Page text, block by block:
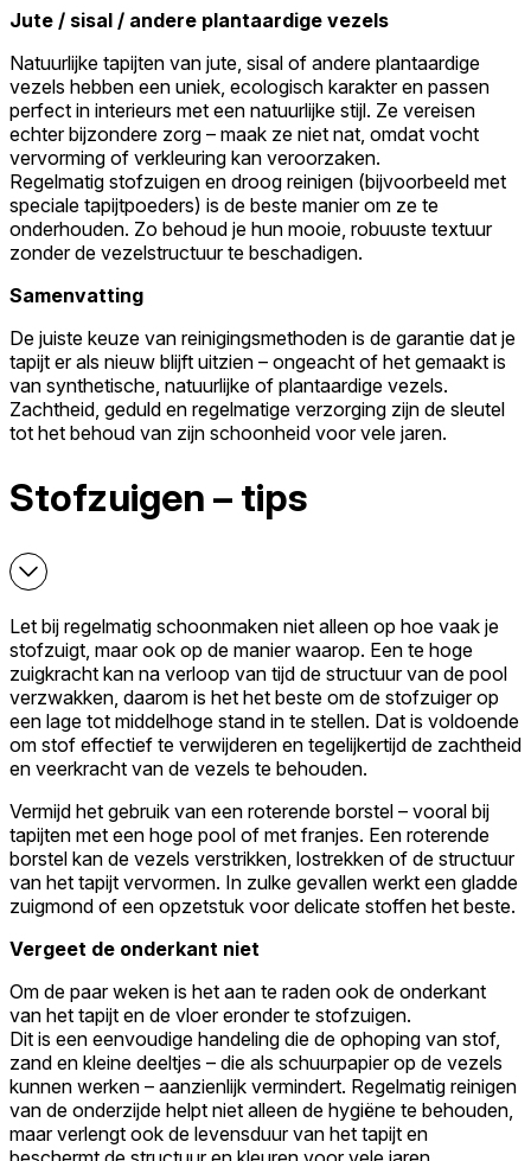
Jute / sisal / andere plantaardige vezels
Natuurlijke tapijten van jute, sisal of andere plantaardige
vezels hebben een uniek, ecologisch karakter en passen
perfect in interieurs met een natuurlijke stijl. Ze vereisen
echter bijzondere zorg – maak ze niet nat, omdat vocht
vervorming of verkleuring kan veroorzaken.
Regelmatig stofzuigen en droog reinigen (bijvoorbeeld met
speciale tapijtpoeders) is de beste manier om ze te
onderhouden. Zo behoud je hun mooie, robuuste textuur
zonder de vezelstructuur te beschadigen.
Samenvatting
De juiste keuze van reinigingsmethoden is de garantie dat je
tapijt er als nieuw blijft uitzien – ongeacht of het gemaakt is
van synthetische, natuurlijke of plantaardige vezels.
Zachtheid, geduld en regelmatige verzorging zijn de sleutel
tot het behoud van zijn schoonheid voor vele jaren.
Stofzuigen – tips
Let bij regelmatig schoonmaken niet alleen op hoe vaak je
stofzuigt, maar ook op de manier waarop. Een te hoge
zuigkracht kan na verloop van tijd de structuur van de pool
verzwakken, daarom is het het beste om de stofzuiger op
een lage tot middelhoge stand in te stellen. Dat is voldoende
om stof effectief te verwijderen en tegelijkertijd de zachtheid
en veerkracht van de vezels te behouden.
Vermijd het gebruik van een roterende borstel – vooral bij
tapijten met een hoge pool of met franjes. Een roterende
borstel kan de vezels verstrikken, lostrekken of de structuur
van het tapijt vervormen. In zulke gevallen werkt een gladde
zuigmond of een opzetstuk voor delicate stoffen het beste.
Vergeet de onderkant niet
Om de paar weken is het aan te raden ook de onderkant
van het tapijt en de vloer eronder te stofzuigen.
Dit is een eenvoudige handeling die de ophoping van stof,
zand en kleine deeltjes – die als schuurpapier op de vezels
kunnen werken – aanzienlijk vermindert. Regelmatig reinigen
van de onderzijde helpt niet alleen de hygiëne te behouden,
maar verlengt ook de levensduur van het tapijt en